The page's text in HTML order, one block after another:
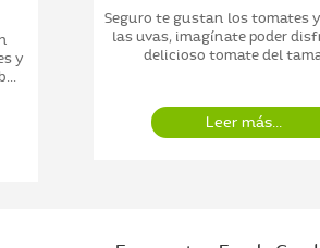
y
Seguro te gustan los tomates
las uvas, imagínate poder
delicioso tomate del
Leer más...